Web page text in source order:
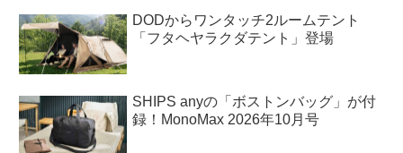
DODからワンタッチ2ルームテント
「フタヘヤラクダテント」登場
SHIPS anyの「ボストンバッグ」が付
録！MonoMax 2026年10月号